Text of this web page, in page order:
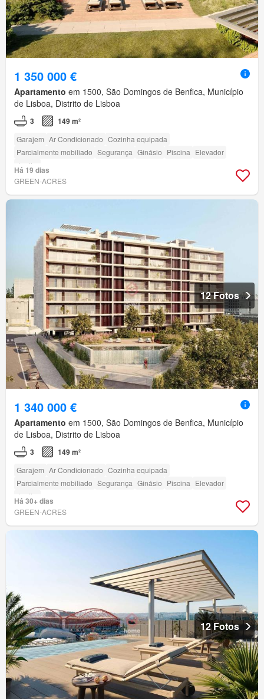
1 350 000 €
Apartamento em 1500, São Domingos de Benfica, Município
de Lisboa, Distrito de Lisboa
3 149 m²
Garajem Ar Condicionado Cozinha equipada
Parcialmente mobiliado Segurança Ginásio Piscina Elevador
Jardim
Há 19 dias
GREEN-ACRES
12 Fotos
1 340 000 €
Apartamento em 1500, São Domingos de Benfica, Município
de Lisboa, Distrito de Lisboa
3 149 m²
Garajem Ar Condicionado Cozinha equipada
Parcialmente mobiliado Segurança Ginásio Piscina Elevador
Jardim
Há 30+ dias
GREEN-ACRES
12 Fotos